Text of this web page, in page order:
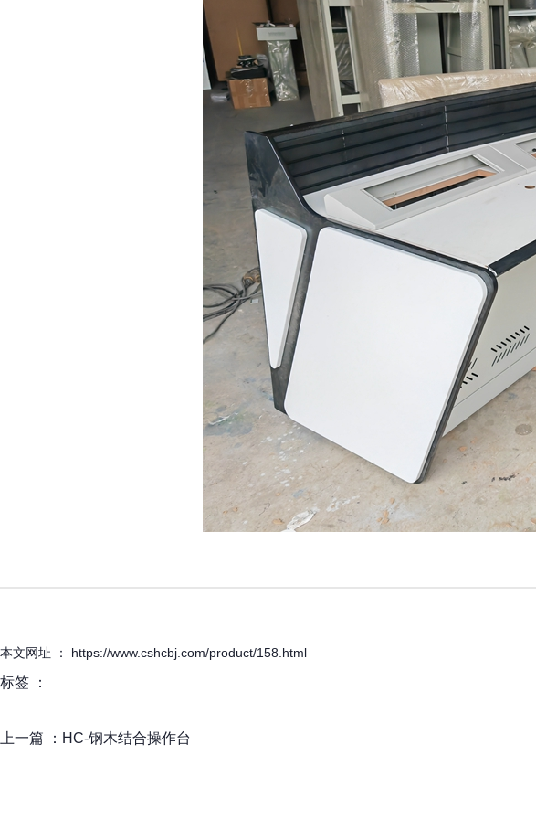
本文网址 ： https://www.cshcbj.com/product/158.html
标签 ：
上一篇 ： HC-钢木结合操作台